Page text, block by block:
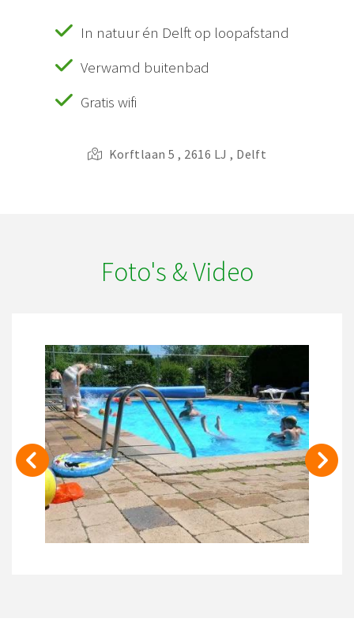
In natuur én Delft op loopafstand
Verwamd buitenbad
Gratis wifi
Korftlaan 5 , 2616 LJ , Delft
Foto's & Video